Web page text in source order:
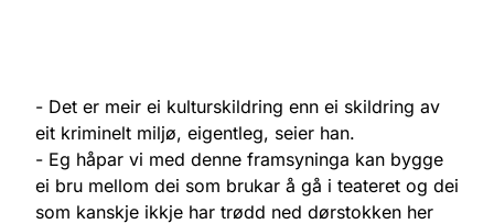
- Det er meir ei kulturskildring enn ei skildring av
eit kriminelt miljø, eigentleg, seier han.
- Eg håpar vi med denne framsyninga kan bygge
ei bru mellom dei som brukar å gå i teateret og dei
som kanskje ikkje har trødd ned dørstokken her